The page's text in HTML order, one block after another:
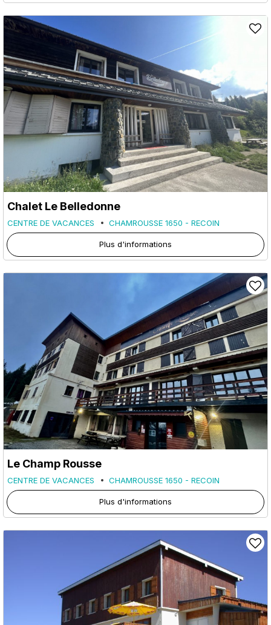
Chalet Le Belledonne
CENTRE DE VACANCES CHAMROUSSE 1650 - RECOIN
Plus d'informations
Le Champ Rousse
CENTRE DE VACANCES CHAMROUSSE 1650 - RECOIN
Plus d'informations